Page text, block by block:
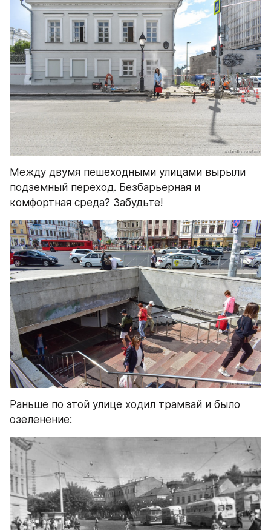
Между двумя пешеходными улицами вырыли
подземный переход. Безбарьерная и
комфортная среда? Забудьте!
Раньше по этой улице ходил трамвай и было
озеленение: